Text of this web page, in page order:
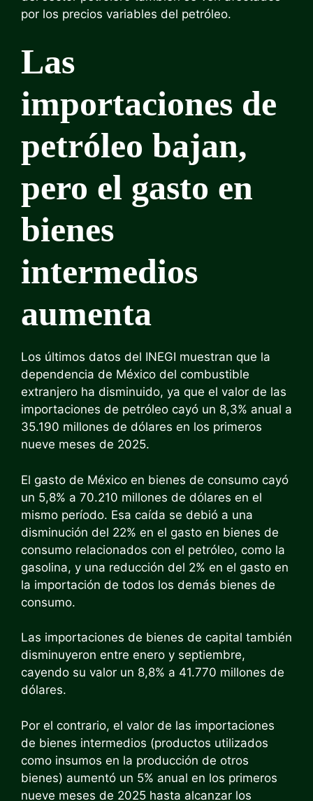
por los precios variables del petróleo.
Las
importaciones de
petróleo bajan,
pero el gasto en
bienes
intermedios
aumenta
Los últimos datos del INEGI muestran que la
dependencia de México del combustible
extranjero ha disminuido, ya que el valor de las
importaciones de petróleo cayó un 8,3% anual a
35.190 millones de dólares en los primeros
nueve meses de 2025.
El gasto de México en bienes de consumo cayó
un 5,8% a 70.210 millones de dólares en el
mismo período. Esa caída se debió a una
disminución del 22% en el gasto en bienes de
consumo relacionados con el petróleo, como la
gasolina, y una reducción del 2% en el gasto en
la importación de todos los demás bienes de
consumo.
Las importaciones de bienes de capital también
disminuyeron entre enero y septiembre,
cayendo su valor un 8,8% a 41.770 millones de
dólares.
Por el contrario, el valor de las importaciones
de bienes intermedios (productos utilizados
como insumos en la producción de otros
bienes) aumentó un 5% anual en los primeros
nueve meses de 2025 hasta alcanzar los